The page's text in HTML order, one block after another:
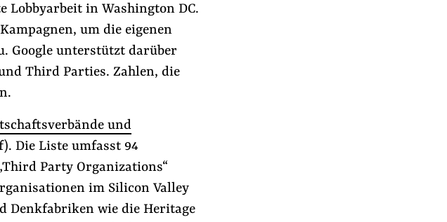
Lobbyarbeit in Washington DC.
um die eigenen
Google unterstützt darüber
Third Parties. Zahlen, die
und
Die Liste umfasst 94
Party Organizations“
im Silicon Valley
Denkfabriken wie die Heritage